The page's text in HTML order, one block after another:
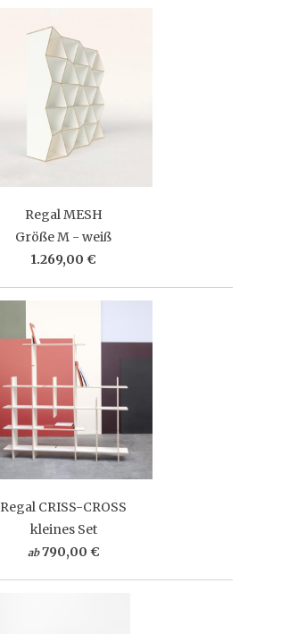
Regal MESH
Größe M - weiß
1.269,00 €
Regal CRISS-CROSS
kleines Set
ab 790,00 €